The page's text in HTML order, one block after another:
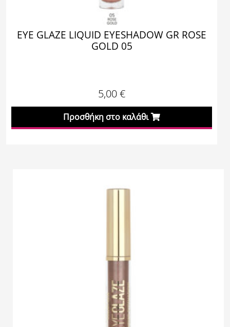
EYE GLAZE LIQUID EYESHADOW GR ROSE
GOLD 05
5,00€
Προσθήκη στο καλάθι